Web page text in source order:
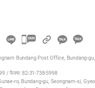
카
오
카
오
Bundang Post Office, Bundang-
/ फैक्स: 82-31-738-5998
ro, Bundang-gu, Seongnam-si,